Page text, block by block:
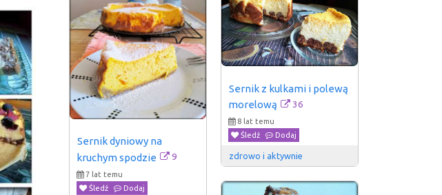
Sernik dyniowy na
kruchym spodzie
9
7 lat temu
Śledź
Dodaj
Sernik z kulkami i polewą
morelową
36
8 lat temu
Śledź
Dodaj
zdrowo i aktywnie